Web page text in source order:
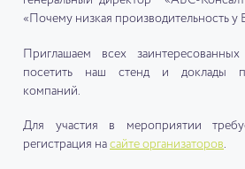
«Почему низкая производительность у
Приглашаем всех
посетить наш стенд и доклады
компаний.
Для участия в мероприятии
регистрация на сайте организаторов